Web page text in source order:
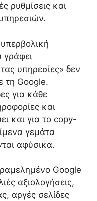
ρυθμίσεις και
γράφει
υπηρεσίες» δεν
τη Google.
για κάθε
και
και για το copy-
γεμάτα
αφύσικα.
Google
αξιολογήσεις,
αργές σελίδες